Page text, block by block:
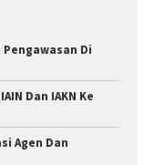
Di
Dan IAKN Ke
Agen Dan